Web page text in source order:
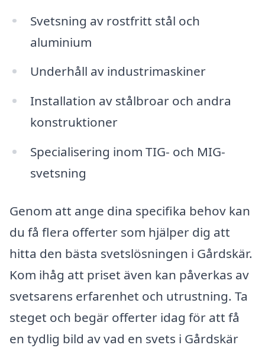
Svetsning av rostfritt stål och
aluminium
Underhåll av industrimaskiner
Installation av stålbroar och andra
konstruktioner
Specialisering inom TIG- och MIG-
svetsning
Genom att ange dina specifika behov kan
du få flera offerter som hjälper dig att
hitta den bästa svetslösningen i Gårdskär.
Kom ihåg att priset även kan påverkas av
svetsarens erfarenhet och utrustning. Ta
steget och begär offerter idag för att få
en tydlig bild av vad en svets i Gårdskär